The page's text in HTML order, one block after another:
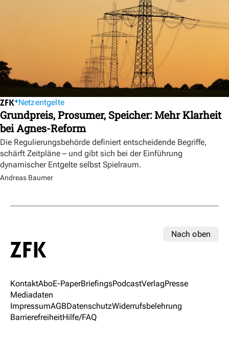
Netzentgelte
Grundpreis, Prosumer, Speicher: Mehr Klarheit
bei Agnes-Reform
Die Regulierungsbehörde definiert entscheidende Begriffe,
schärft Zeitpläne – und gibt sich bei der Einführung
dynamischer Entgelte selbst Spielraum.
Andreas Baumer
Nach oben
KontaktAboE-PaperBriefingsPodcastVerlagPresse
Mediadaten
ImpressumAGBDatenschutzWiderrufsbelehrung
BarrierefreiheitHilfe/FAQ